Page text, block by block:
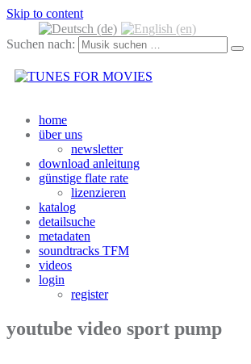
Skip to content
Suchen nach:
home
über uns
newsletter
download anleitung
günstige flate rate
lizenzieren
katalog
detailsuche
metadaten
soundtracks TFM
videos
login
register
youtube video sport pump
Mehr unter Datenschutzerklärung & Cookies